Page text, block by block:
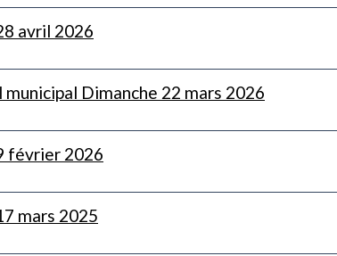
avril 2026
Dimanche 22 mars 2026
février 2026
mars 2025